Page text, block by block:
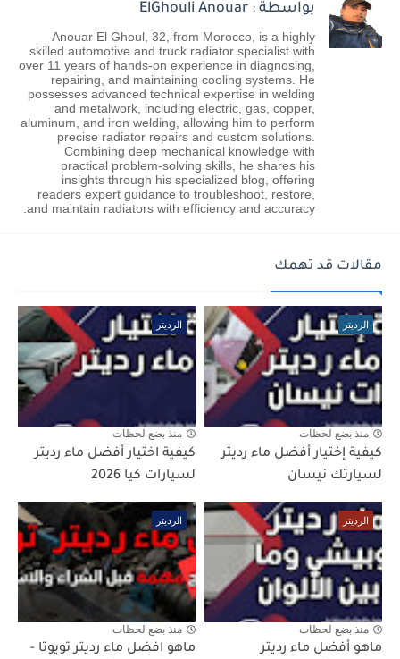
بواسطة : ElGhouli Anouar
Anouar El Ghoul, 32, from Morocco, is a highly
skilled automotive and truck radiator specialist with
over 11 years of hands-on experience in diagnosing,
repairing, and maintaining cooling systems. He
possesses advanced technical expertise in welding
and metalwork, including electric, gas, copper,
aluminum, and iron welding, allowing him to perform
precise radiator repairs and custom solutions.
Combining deep mechanical knowledge with
practical problem-solving skills, he shares his
insights through his specialized blog, offering
readers expert guidance to troubleshoot, restore,
and maintain radiators with efficiency and accuracy.
مقالات قد تهمك
الرديتر
منذ بضع لحظات
كيفية إختيار أفضل ماء رديتر
لسيارتك نيسان
الرديتر
منذ بضع لحظات
كيفية اختيار أفضل ماء رديتر
لسيارات كيا 2026
الرديتر
منذ بضع لحظات
ماهو أفضل ماء رديتر
الرديتر
منذ بضع لحظات
ماهو افضل ماء رديتر تويوتا -